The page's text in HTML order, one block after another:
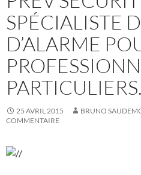
SPÉCIALISTE
D’ALARME
PARTICULIERS.
25 AVRIL 2015 BRUNO
COMMENTAIRE